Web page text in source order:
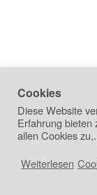
Cookies
Diese Website
Erfahrung bieten
allen Cookies zu,.
Weiterlesen